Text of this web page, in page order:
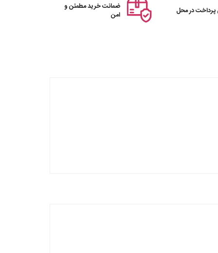
پرداخت در محل
ضمانت خرید مطمئن و
امن